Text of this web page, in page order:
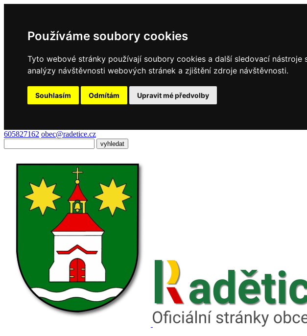
Používáme soubory cookies
Tyto webové stránky používají soubory cookies a další sledovací
analýzy návštěvnosti webových stránek a zjištění zdroje návštěvnosti.
Souhlasím Odmítám Upravit mé předvolby
605827162 obec@radetice.cz